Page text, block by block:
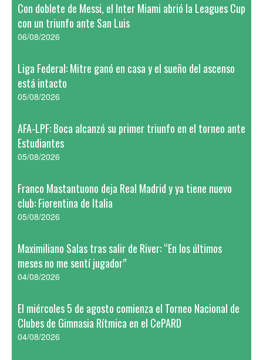
Con doblete de Messi, el Inter Miami abrió la Leagues Cup
con un triunfo ante San Luis
06/08/2026
Liga Federal: Mitre ganó en casa y el sueño del ascenso
está intacto
05/08/2026
AFA-LPF: Boca alcanzó su primer triunfo en el torneo ante
Estudiantes
05/08/2026
Franco Mastantuono deja Real Madrid y ya tiene nuevo
club: Fiorentina de Italia
05/08/2026
Maximiliano Salas tras salir de River: “En los últimos
meses no me sentí jugador”
04/08/2026
El miércoles 5 de agosto comienza el Torneo Nacional de
Clubes de Gimnasia Rítmica en el CePARD
04/08/2026